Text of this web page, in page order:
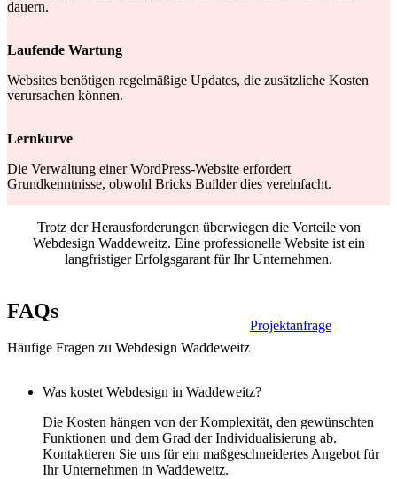
dauern.
Laufende Wartung
Websites benötigen regelmäßige Updates, die zusätzliche Kosten
verursachen können.
Lernkurve
Die Verwaltung einer WordPress-Website erfordert
Grundkenntnisse, obwohl Bricks Builder dies vereinfacht.
Trotz der Herausforderungen überwiegen die Vorteile von
Webdesign Waddeweitz. Eine professionelle Website ist ein
langfristiger Erfolgsgarant für Ihr Unternehmen.
FAQs
Häufige Fragen zu Webdesign Waddeweitz
Projektanfrage
Was kostet Webdesign in Waddeweitz?
Die Kosten hängen von der Komplexität, den gewünschten
Funktionen und dem Grad der Individualisierung ab.
Kontaktieren Sie uns für ein maßgeschneidertes Angebot für
Ihr Unternehmen in Waddeweitz.